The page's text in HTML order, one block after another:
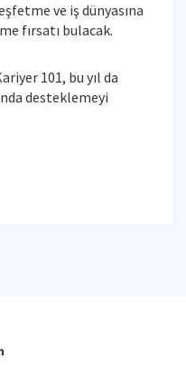
ve iş dünyasına
fırsatı bulacak.
101, bu yıl da
desteklemeyi